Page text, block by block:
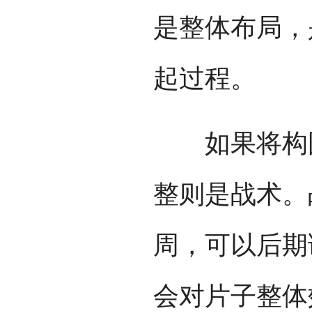
是整体布局
起过程。
如果将构
整则是战术
周，可以后
会对片子整